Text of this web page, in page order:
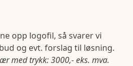
opp logofil, så svarer vi
og evt. forslag til løsning.
med trykk: 3000,- eks. mva.